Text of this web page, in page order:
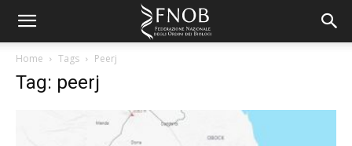
Home Tags Peerj
Tag: peerj